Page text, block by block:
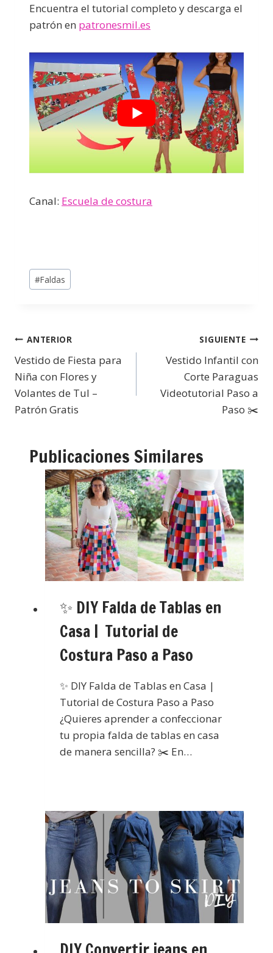
Encuentra el tutorial completo y descarga el
patrón en patronesmil.es
Canal: Escuela de costura
#Faldas
ANTERIOR
Vestido de Fiesta para
Niña con Flores y
Volantes de Tul –
Patrón Gratis
SIGUIENTE
Vestido Infantil con
Corte Paraguas
Videotutorial Paso a
Paso ✂️
Publicaciones Similares
✨ DIY Falda de Tablas en
Casa | Tutorial de
Costura Paso a Paso
✨ DIY Falda de Tablas en Casa |
Tutorial de Costura Paso a Paso
¿Quieres aprender a confeccionar
tu propia falda de tablas en casa
de manera sencilla? ✂️ En…